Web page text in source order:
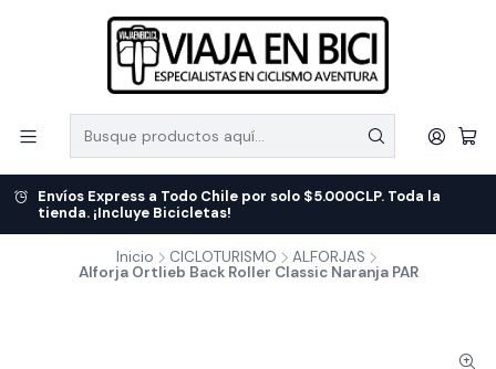
Envíos Express a Todo Chile por solo $5.000CLP. Toda la
tienda. ¡Incluye Bicicletas!
Inicio CICLOTURISMO
ALFORJAS
Alforja Ortlieb Back Roller Classic Naranja PAR